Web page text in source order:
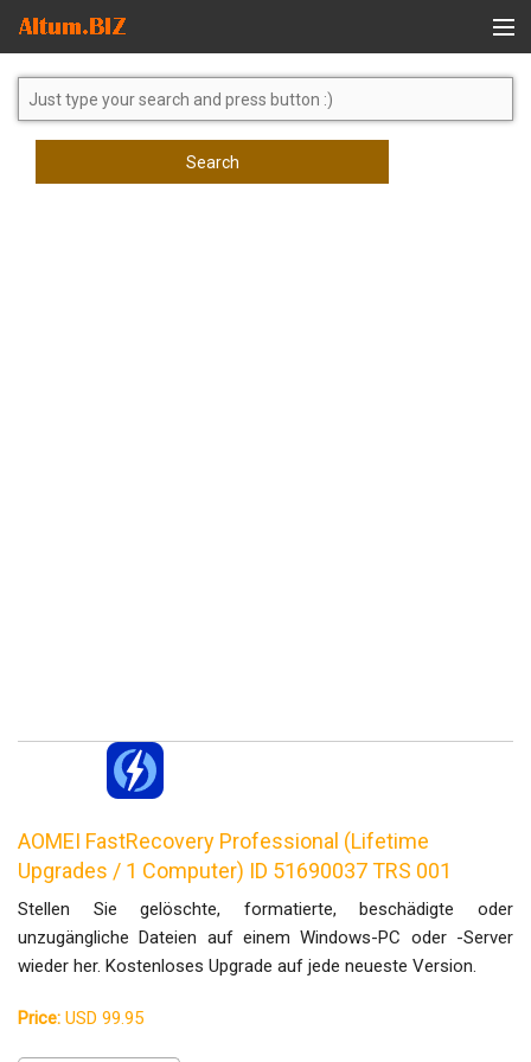
Global Search
Search
AOMEI FastRecovery Professional (Lifetime
Upgrades / 1 Computer) ID 51690037 TRS 001
Stellen Sie gelöschte, formatierte, beschädigte oder
unzugängliche Dateien auf einem Windows-PC oder -Server
wieder her. Kostenloses Upgrade auf jede neueste Version.
Price: USD 99.95